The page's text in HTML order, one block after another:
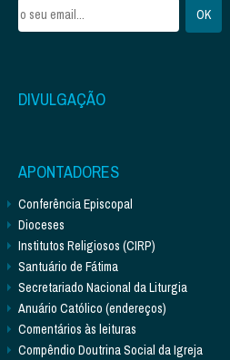
DIVULGAÇÃO
APONTADORES
Conferência Episcopal
Dioceses
Institutos Religiosos (CIRP)
Santuário de Fátima
Secretariado Nacional da Liturgia
Anuário Católico (endereços)
Comentários às leituras
Compêndio Doutrina Social da Igreja